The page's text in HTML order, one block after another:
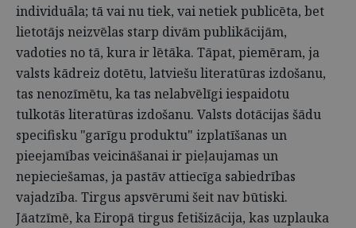
individuāla; tā vai nu tiek, vai netiek publicēta, bet
lietotājs neizvēlas starp divām publikācijām,
vadoties no tā, kura ir lētāka. Tāpat, piemēram, ja
valsts kādreiz dotētu, latviešu literatūras izdošanu,
tas nenozīmētu, ka tas nelabvēlīgi iespaidotu
tulkotās literatūras izdošanu. Valsts dotācijas šādu
specifisku "garīgu produktu" izplatīšanas un
pieejamības veicināšanai ir pieļaujamas un
nepieciešamas, ja pastāv attiecīga sabiedrības
vajadzība. Tirgus apsvērumi šeit nav būtiski.
Jāatzīmē, ka Eiropā tirgus fetišizācija, kas uzplauka